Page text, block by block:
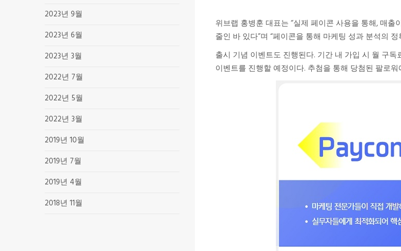
2023년 9월
2023년 6월
2023년 3월
2022년 7월
2022년 5월
2022년 3월
2019년 10월
2019년 7월
2019년 4월
2018년 11월
위브랩 홍병훈 대표는 “실제 페이콘 사용을 통해, 매
줄인 바 있다”며 “페이콘을 통해 마케팅 성과 분석의
출시 기념 이벤트도 진행된다. 기간 내 가입 시 월 구
이벤트를 진행할 예정이다. 추첨을 통해 당첨된 팔로